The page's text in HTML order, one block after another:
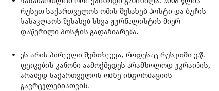
რუსეთ-საქართველოს ომის შესახებ პოსტი და ბუჩის
სასაკლაოს შესახებ სხვა ჟურნალისტის მიერ
დაწერილი პოსტის გადაზიარება.
ეს არის პირველი შემთხვევა, როდესაც რუსეთში ე.წ.
ფეიკების კანონი აამოქმედეს არამხოლოდ უკრაინის,
არამედ საქართველოს ომზე ინფორმაციის
გავრცელებისთვის.